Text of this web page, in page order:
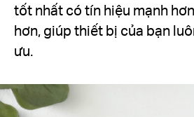
tốt nhất có tín hiệu mạnh
hơn, giúp thiết bị của bạn
ưu.